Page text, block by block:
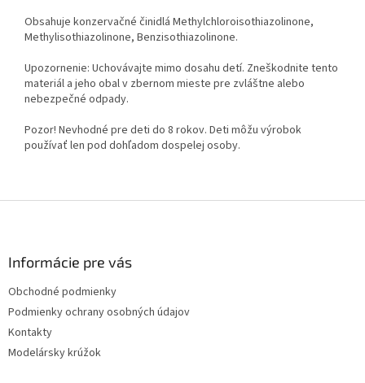
Obsahuje konzervačné činidlá Methylchloroisothiazolinone,
Methylisothiazolinone, Benzisothiazolinone.
Upozornenie: Uchovávajte mimo dosahu detí. Zneškodnite tento
materiál a jeho obal v zbernom mieste pre zvláštne alebo
nebezpečné odpady.
Pozor! Nevhodné pre deti do 8 rokov. Deti môžu výrobok
používať len pod dohľadom dospelej osoby.
Informácie pre vás
Obchodné podmienky
Podmienky ochrany osobných údajov
Kontakty
Modelársky krúžok